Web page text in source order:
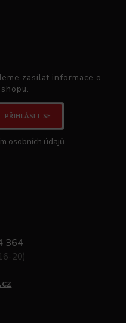
zasílat informace o
PŘIHLÁSIT SE
osobních údajů
364
20)